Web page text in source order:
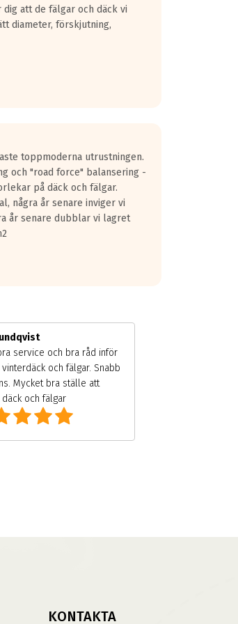
att de fälgar och däck vi
diameter, förskjutning,
toppmoderna utrustningen.
och "road force" balansering -
på däck och fälgar.
några år senare inviger vi
år senare dubblar vi lagret
service och bra råd inför
vinterdäck och fälgar. Snabb
Mycket bra ställe att
däck och fälgar
KONTAKTA